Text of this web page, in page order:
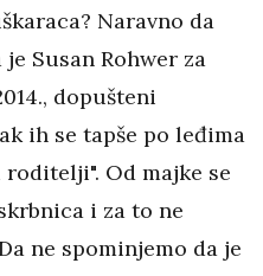
Naravno da
Susan Rohwer za
dopušteni
ih se tapše po leđima
Od majke se
i za to ne
ne spominjemo da je